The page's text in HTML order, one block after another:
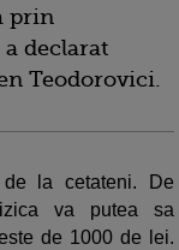
prin
declarat
Teodorovici.
la cetateni. De
va putea sa
de 1000 de lei.